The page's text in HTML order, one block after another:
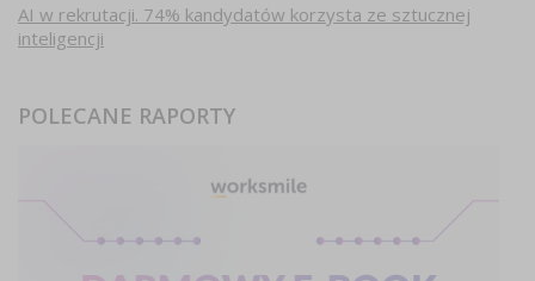
AI w rekrutacji. 74% kandydatów korzysta ze sztucznej
inteligencji
POLECANE RAPORTY